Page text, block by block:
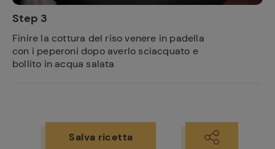
Step 3
Finire la cottura del riso venere in padella
con i peperoni dopo averlo sciacquato e
bollito in acqua salata
Salva ricetta